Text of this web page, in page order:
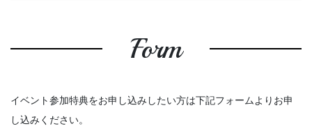
Form
イベント参加特典をお申し込みしたい方は下記フォームよりお申
し込みください。